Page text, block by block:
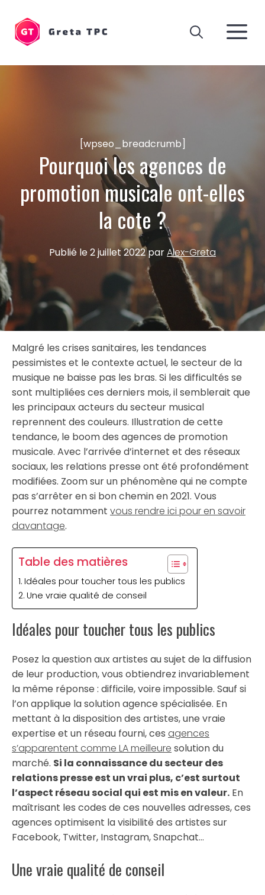
contenu
[wpseo_breadcrumb]
Pourquoi les agences de
promotion musicale ont-elles
la cote ?
Publié le2 juillet 2022parAlex-Greta
Malgré les crises sanitaires, les tendances
pessimistes et le contexte actuel, le secteur de la
musique ne baisse pas les bras. Si les difficultés se
sont multipliées ces derniers mois, il semblerait que
les principaux acteurs du secteur musical
reprennent des couleurs. Illustration de cette
tendance, le boom des agences de promotion
musicale. Avec l’arrivée d’internet et des réseaux
sociaux, les relations presse ont été profondément
modifiées. Zoom sur un phénomène qui ne compte
pas s’arrêter en si bon chemin en 2021. Vous
pourrez notamment vous rendre ici pour en savoir
davantage.
Table des matières
Idéales pour toucher tous les publics
Une vraie qualité de conseil
Idéales pour toucher tous les publics
Posez la question aux artistes au sujet de la diffusion
de leur production, vous obtiendrez invariablement
la même réponse : difficile, voire impossible. Sauf si
l’on applique la solution agence spécialisée. En
mettant à la disposition des artistes, une vraie
expertise et un réseau fourni, ces agences
s’apparentent comme LA meilleure solution du
marché. Si la connaissance du secteur des
relations presse est un vrai plus, c’est surtout
l’aspect réseau social qui est mis en valeur. En
maîtrisant les codes de ces nouvelles adresses, ces
agences optimisent la visibilité des artistes sur
Facebook, Twitter, Instagram, Snapchat…
Une vraie qualité de conseil